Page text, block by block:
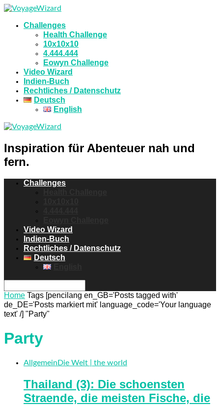
Challenges
Health Challenge
10x10x10
4.444.444
Eowyn Challenge
Video Wizard
Indien-Buch
Rechtliches / Datenschutz
Deutsch
English
Inspiration für Abenteuer nah und
fern.
Challenges
Video Wizard
Indien-Buch
Rechtliches / Datenschutz
Deutsch
Home Tags [pencilang en_GB='Posts tagged with'
de_DE='Posts markiert mit' language_code='Your language
text' /] "Party"
Party
Allgemein Die Welt | the world
Thailand (3): Die schoensten
Straende, die meisten Fische, die